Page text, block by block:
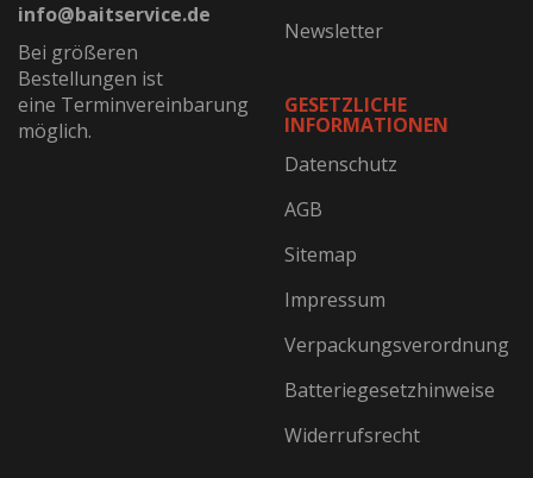
info@baitservice.de
Bei größeren
Bestellungen ist
eine Terminvereinbarung
möglich.
Newsletter
GESETZLICHE
INFORMATIONEN
Datenschutz
AGB
Sitemap
Impressum
Verpackungsverordnung
Batteriegesetzhinweise
Widerrufsrecht